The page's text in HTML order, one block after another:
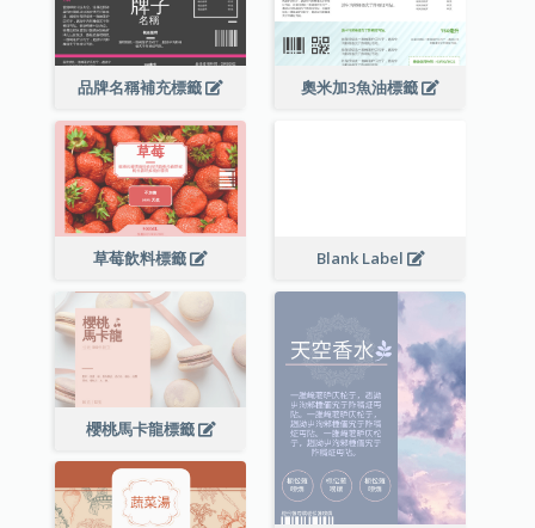
品牌名稱補充標籤 奧米加3魚油標籤
草莓飲料標籤 Blank Label
櫻桃馬卡龍標籤